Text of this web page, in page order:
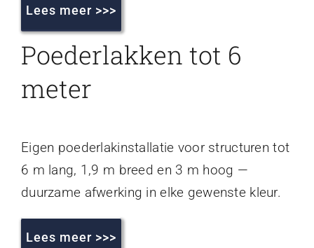
Lees meer >>>
Poederlakken tot 6
meter
Eigen poederlakinstallatie voor structuren tot
6 m lang, 1,9 m breed en 3 m hoog —
duurzame afwerking in elke gewenste kleur.
Lees meer >>>